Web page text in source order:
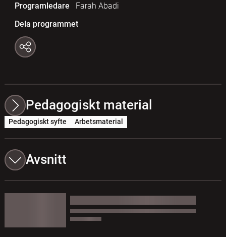
Programledare
Farah Abadi
Dela programmet
Pedagogiskt material
Pedagogiskt syfte Arbetsmaterial
Avsnitt